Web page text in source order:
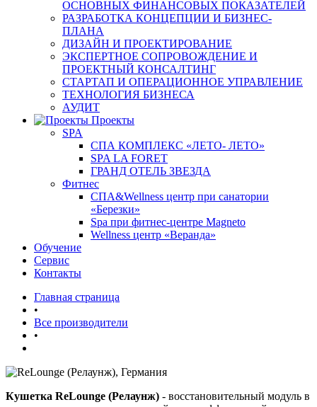
ОСНОВНЫХ ФИНАНСОВЫХ ПОКАЗАТЕЛЕЙ
РАЗРАБОТКА КОНЦЕПЦИИ И БИЗНЕС-
ПЛАНА
ДИЗАЙН И ПРОЕКТИРОВАНИЕ
ЭКСПЕРТНОЕ СОПРОВОЖДЕНИЕ И
ПРОЕКТНЫЙ КОНСАЛТИНГ
СТАРТАП И ОПЕРАЦИОННОЕ УПРАВЛЕНИЕ
ТЕХНОЛОГИЯ БИЗНЕСА
АУДИТ
Проекты
SPA
СПА КОМПЛЕКС «ЛЕТО- ЛЕТО»
SPA LA FORET
ГРАНД ОТЕЛЬ ЗВЕЗДА
Фитнес
СПА&Wellness центр при санатории
«Березки»
Spa при фитнес-центре Magneto
Wellness центр «Веранда»
Обучение
Сервис
Контакты
Главная страница
•
Все производители
•
Кушетка ReLounge (Релаунж) - восстановительный модуль в